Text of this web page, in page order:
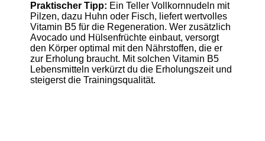
Praktischer Tipp: Ein Teller Vollkornnudeln mit
Pilzen, dazu Huhn oder Fisch, liefert wertvolles
Vitamin B5 für die Regeneration. Wer zusätzlich
Avocado und Hülsenfrüchte einbaut, versorgt
den Körper optimal mit den Nährstoffen, die er
zur Erholung braucht. Mit solchen Vitamin B5
Lebensmitteln verkürzt du die Erholungszeit und
steigerst die Trainingsqualität.